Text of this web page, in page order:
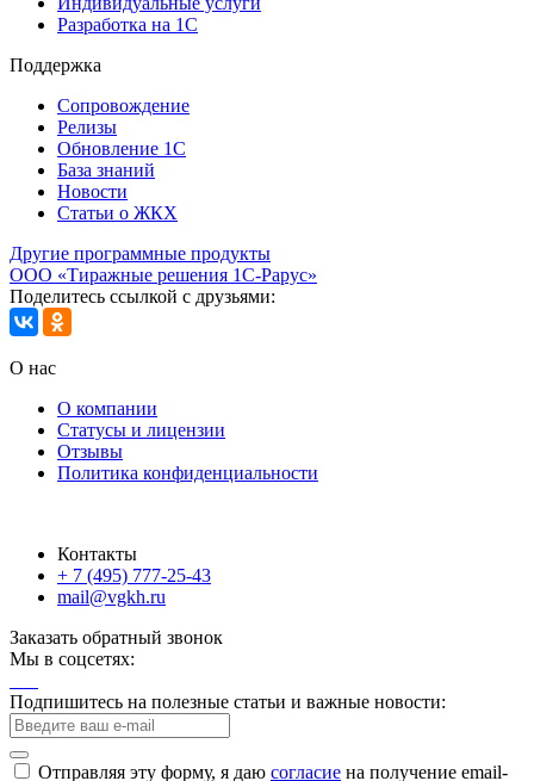
Разработка на 1С
Поддержка
Сопровождение
Релизы
Обновление 1С
База знаний
Новости
Статьи о ЖКХ
Другие программные продукты
ООО «Тиражные решения 1С-Рарус»
Поделитесь ссылкой с друзьями:
О нас
О компании
Статусы и лицензии
Отзывы
Политика конфиденциальности
Контакты
+ 7 (495) 777-25-43
mail@vgkh.ru
Заказать обратный звонок
Мы в соцсетях:
Подпишитесь на полезные статьи и важные новости:
Отправляя эту форму, я даю согласие на получение email-